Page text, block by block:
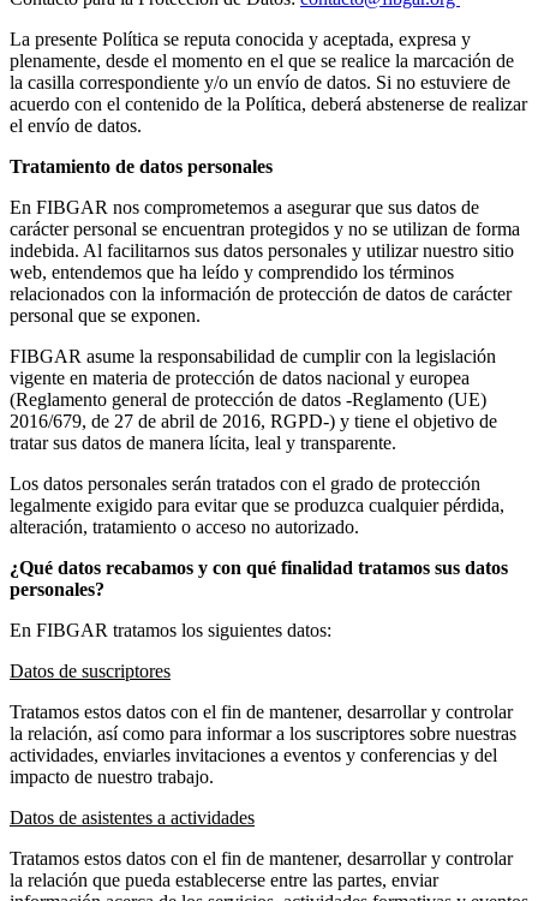
La presente Política se reputa conocida y aceptada, expresa y
plenamente, desde el momento en el que se realice la marcación de
la casilla correspondiente y/o un envío de datos. Si no estuviere de
acuerdo con el contenido de la Política, deberá abstenerse de realizar
el envío de datos.
Tratamiento de datos personales
En FIBGAR nos comprometemos a asegurar que sus datos de
carácter personal se encuentran protegidos y no se utilizan de forma
indebida. Al facilitarnos sus datos personales y utilizar nuestro sitio
web, entendemos que ha leído y comprendido los términos
relacionados con la información de protección de datos de carácter
personal que se exponen.
FIBGAR asume la responsabilidad de cumplir con la legislación
vigente en materia de protección de datos nacional y europea
(Reglamento general de protección de datos -Reglamento (UE)
2016/679, de 27 de abril de 2016, RGPD-) y tiene el objetivo de
tratar sus datos de manera lícita, leal y transparente.
Los datos personales serán tratados con el grado de protección
legalmente exigido para evitar que se produzca cualquier pérdida,
alteración, tratamiento o acceso no autorizado.
¿Qué datos recabamos y con qué finalidad tratamos sus datos
personales?
En FIBGAR tratamos los siguientes datos:
Datos de suscriptores
Tratamos estos datos con el fin de mantener, desarrollar y controlar
la relación, así como para informar a los suscriptores sobre nuestras
actividades, enviarles invitaciones a eventos y conferencias y del
impacto de nuestro trabajo.
Datos de asistentes a actividades
Tratamos estos datos con el fin de mantener, desarrollar y controlar
la relación que pueda establecerse entre las partes, enviar